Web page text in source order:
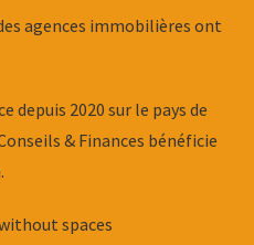
agences immobilières ont
depuis 2020 sur le pays de
& Finances bénéficie
spaces